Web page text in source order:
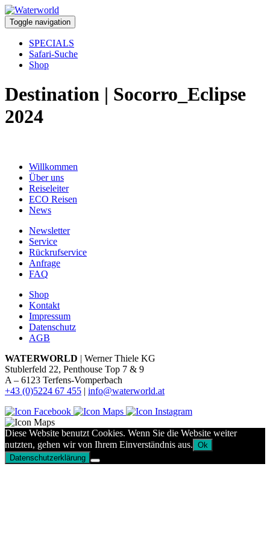
Toggle navigation
SPECIALS
Safari-Suche
Shop
Destination | Socorro_Eclipse
2024
Willkommen
Über uns
Reiseleiter
ECO Reisen
News
Newsletter
Service
Rückrufservice
Anfrage
FAQ
Shop
Kontakt
Impressum
Datenschutz
AGB
WATERWORLD | Werner Thiele KG
Stublerfeld 22, Penthouse Top 7 & 9
A – 6123 Terfens-Vomperbach
+43 (0)5224 67 455 | info@waterworld.at
Diese Website benutzt Cookies. Wenn Sie die Website weiter
nutzten, gehen wir von Ihrem Einverständnis aus. Ok
Datenschutzerklärung